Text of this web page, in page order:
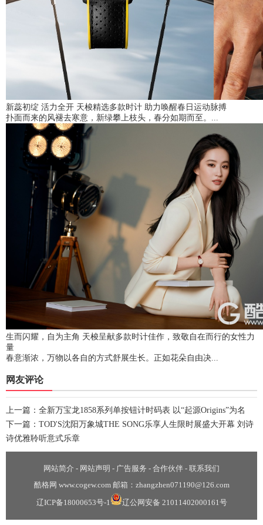
新蕊初绽 活力全开 天梭精选多款时计 助力唤醒春日运动脉搏
扑面而来的风褪去寒意，新绿攀上枝头，春分如期而至。...
生而闪耀，自为主角 天梭呈献多款时计佳作，致敬自在而行的女性力
量
春意渐浓，万物以各自的方式舒展生长。正如花朵自由决...
网友评论
上一篇： 全新万宝龙1858系列单按钮计时码表 以“起源Origins”为名
下一篇： TOD'S沈阳万象城THE SONG乐享人生限时展盛大开幕 刘诗
诗优雅聆听意式乐章
网站简介 - 网站声明 - 广告服务 - 合作伙伴 - 联系我们
酷格网 www.cogew.com 邮箱：zhangzhen071190@126.com
辽ICP备18000653号-1
辽公网安备 21011402000161号